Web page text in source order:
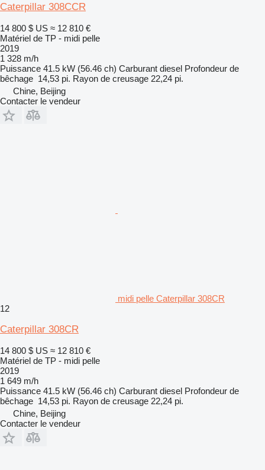
Caterpillar 308CCR
14 800 $ US ≈ 12 810 €
Matériel de TP - midi pelle
2019
1 328 m/h
Puissance 41.5 kW (56.46 ch) Carburant diesel Profondeur de
bêchage 14,53 pi. Rayon de creusage 22,24 pi.
Chine, Beijing
Contacter le vendeur
midi pelle Caterpillar 308CR
12
Caterpillar 308CR
14 800 $ US ≈ 12 810 €
Matériel de TP - midi pelle
2019
1 649 m/h
Puissance 41.5 kW (56.46 ch) Carburant diesel Profondeur de
bêchage 14,53 pi. Rayon de creusage 22,24 pi.
Chine, Beijing
Contacter le vendeur